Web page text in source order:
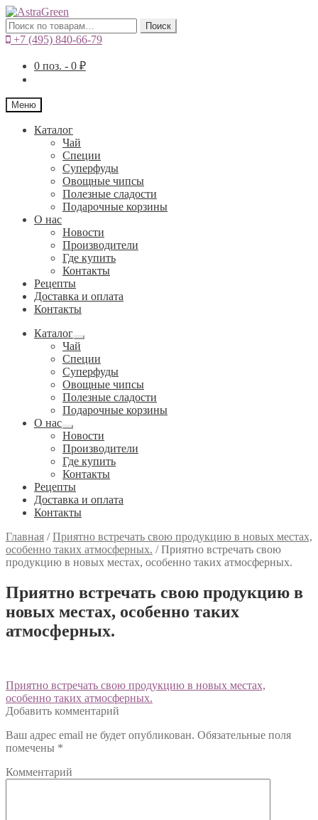
Искать: Поиск
+7 (495) 840-66-79
0 поз. - 0 ₽
Меню
Каталог
Чай
Специи
Cуперфуды
Овощные чипсы
Полезные сладости
Подарочные корзины
О нас
Новости
Производители
Где купить
Контакты
Рецепты
Доставка и оплата
Контакты
Каталог
Развернутое
вложенное
меню
Чай
Специи
Cуперфуды
Овощные чипсы
Полезные сладости
Подарочные корзины
О нас
Развернутое
вложенное
меню
Новости
Производители
Где купить
Контакты
Рецепты
Доставка и оплата
Контакты
Главная /Приятно встречать свою продукцию в новых местах,
особенно таких атмосферных. /Приятно встречать свою
продукцию в новых местах, особенно таких атмосферных.
Приятно встречать свою продукцию в
новых местах, особенно таких
атмосферных.
Навигация
по
Предыдущий:
Приятно встречать свою продукцию в новых местах,
особенно таких атмосферных.
Добавить комментарий
Ваш адрес email не будет опубликован. Обязательные поля
помечены *
Комментарий